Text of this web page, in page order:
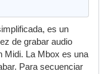
es un
de grabar audio
Midi. La Mbox es una
Para secuenciar